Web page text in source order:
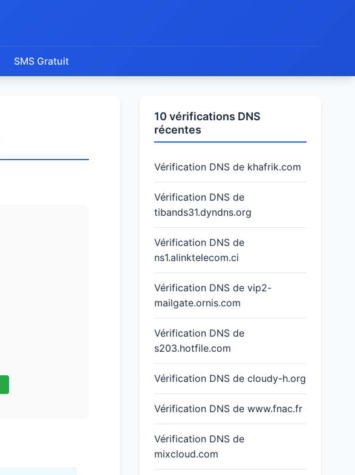
SMS Gratuit
10 vérifications DNS
récentes
Vérification DNS de khafrik.com
Vérification DNS de
tibands31.dyndns.org
Vérification DNS de
ns1.alinktelecom.ci
Vérification DNS de vip2-
mailgate.ornis.com
Vérification DNS de
s203.hotfile.com
Vérification DNS de cloudy-h.org
Vérification DNS de www.fnac.fr
Vérification DNS de
mixcloud.com